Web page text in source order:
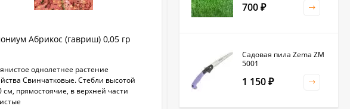
Абрикос (гавриш) 0,05 гр
однолетнее растение
Свинчатковые. Стебли высотой
см, прямостоячие, в верхней части
Крупноцветковая скабиоза - неприхотливое
однолетнее растение.Стебель прямой,
разветвляющийся, высотой до 90 см.
700 ₽
Садовая пила Zema ZM
5001
1 150 ₽